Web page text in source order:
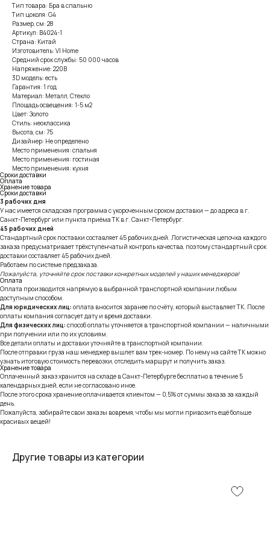
Тип товара: Бра в спальню
Тип цоколя: G4
Размер, см: 28
Артикул: B4024-1
Страна: Китай
Изготовитель: VI Home
Средний срок службы: 50 000 часов
Напряжение: 220В
3D модель: есть
Гарантия: 1 год
Материал: Металл, Стекло
Площадь освещения: 1-5 м2
Цвет: Золото
Стиль: неоклассика
Высота, см: 75
Дизайнер: Не определено
Место применения: спальня
Место применения: гостиная
Место применения: кухня
Сроки доставки
Оплата
Хранение товара
Сроки доставки
3 рабочих дня
У нас имеется складская программа с укороченным сроком доставки — до адреса в г.
Санкт-Петербург или пункта приёма ТК в г. Санкт-Петербург.
45 рабочих дней
Стандартный срок поставки составляет 45 рабочих дней. Логистическая цепочка каждого
заказа предусматривает трёхступенчатый контроль качества, поэтому стандартный срок
доставки составляет 45 рабочих дней.
Работаем по системе предзаказа.
Пожалуйста, уточняйте срок поставки конкретных моделей у наших менеджеров!
Оплата
Оплата производится напрямую в выбранной транспортной компании любым
доступным способом.
Для юридических лиц: оплата вносится заранее по счёту, который выставляет ТК. После
оплаты компания согласует дату и время доставки.
Для физических лиц: способ оплаты уточняется в транспортной компании — наличными
при получении или по их условиям.
Все детали оплаты и доставки уточняйте в транспортной компании.
После отправки груза наш менеджер вышлет вам трек-номер. По нему на сайте ТК можно
узнать итоговую стоимость перевозки, отследить маршрут и получить заказ.
Хранение товара
Оплаченный заказ хранится на складе в Санкт-Петербурге бесплатно в течение 5
календарных дней, если не согласовано иное.
После этого срока хранение оплачивается клиентом — 0,5% от суммы заказа за каждый
день.
Пожалуйста, забирайте свои заказы вовремя, чтобы мы могли привозить ещё больше
красивых вещей!
Другие товары из категории